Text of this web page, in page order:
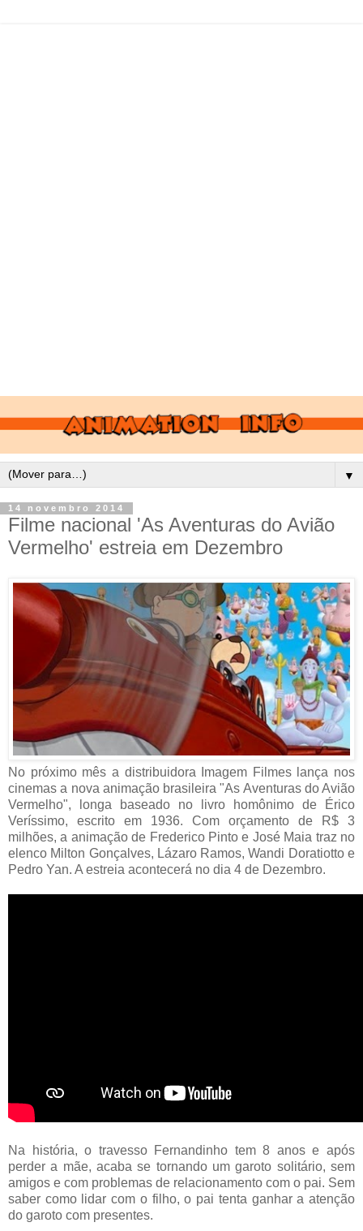
▼
14 novembro 2014
Filme nacional 'As Aventuras do Avião
Vermelho' estreia em Dezembro
No próximo mês a distribuidora Imagem Filmes lança nos
cinemas a nova animação brasileira "As Aventuras do Avião
Vermelho", longa baseado no livro homônimo de Érico
Veríssimo, escrito em 1936. Com orçamento de R$ 3
milhões, a animação de Frederico Pinto e José Maia traz no
elenco Milton Gonçalves, Lázaro Ramos, Wandi Doratiotto e
Pedro Yan. A estreia acontecerá no dia 4 de Dezembro.
Na história, o travesso Fernandinho tem 8 anos e após
perder a mãe, acaba se tornando um garoto solitário, sem
amigos e com problemas de relacionamento com o pai. Sem
saber como lidar com o filho, o pai tenta ganhar a atenção
do garoto com presentes.